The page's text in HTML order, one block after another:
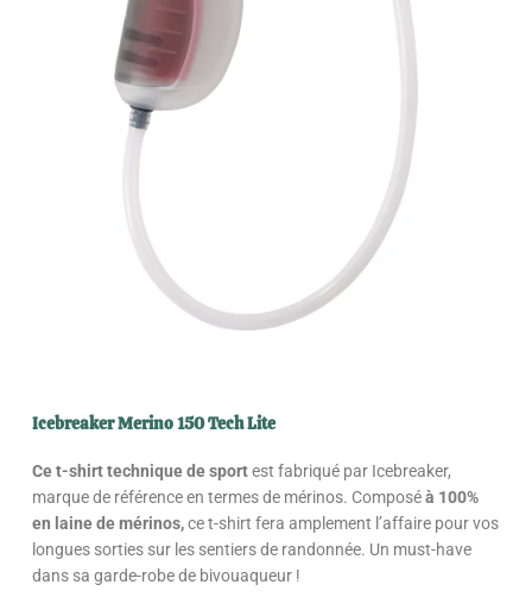
Icebreaker Merino 150 Tech Lite
Ce t-shirt technique de sportest fabriqué par Icebreaker,
marque de référence en termes de mérinos. Composéà 100%
en laine de mérinos,ce t-shirt fera amplement l’affaire pour vos
longues sorties sur les sentiers de randonnée. Un must-have
dans sa garde-robe de bivouaqueur !